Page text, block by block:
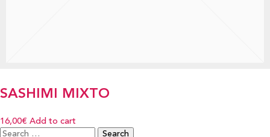
SASHIMI MIXTO
16,00€ Add to cart
Search